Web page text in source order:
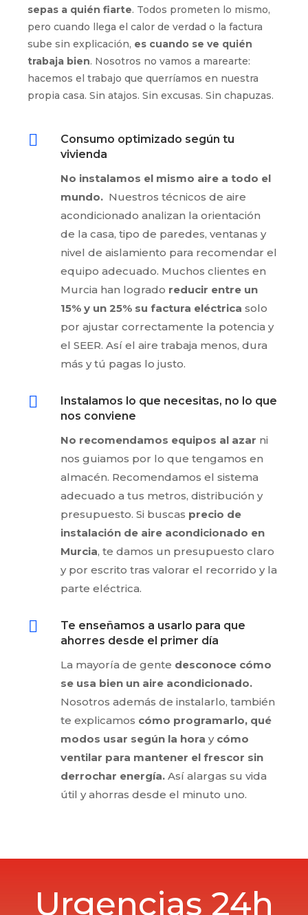
sepas a quién fiarte. Todos prometen lo mismo,
pero cuando llega el calor de verdad o la factura
sube sin explicación, es cuando se ve quién
trabaja bien. Nosotros no vamos a marearte:
hacemos el trabajo que querríamos en nuestra
propia casa. Sin atajos. Sin excusas. Sin chapuzas.

Consumo optimizado según tu
vivienda
No instalamos el mismo aire a todo el
mundo.Nuestros técnicos de aire
acondicionado analizan la orientación
de la casa, tipo de paredes, ventanas y
nivel de aislamiento para recomendar el
equipo adecuado. Muchos clientes en
Murcia han logrado reducir entre un
15% y un 25% su factura eléctrica solo
por ajustar correctamente la potencia y
el SEER. Así el aire trabaja menos, dura
más y tú pagas lo justo.

Instalamos lo que necesitas, no lo que
nos conviene
No recomendamos equipos al azar ni
nos guiamos por lo que tengamos en
almacén. Recomendamos el sistema
adecuado a tus metros, distribución y
presupuesto. Si buscas precio de
instalación de aire acondicionado en
Murcia, te damos un presupuesto claro
y por escrito tras valorar el recorrido y la
parte eléctrica.

Te enseñamos a usarlo para que
ahorres desde el primer día
La mayoría de gente desconoce cómo
se usa bien un aire acondicionado.
Nosotros además de instalarlo, también
te explicamos cómo programarlo, qué
modos usar según la hora y cómo
ventilar para mantener el frescor sin
derrochar energía.Así alargas su vida
útil y ahorras desde el minuto uno.
Urgencias 24h